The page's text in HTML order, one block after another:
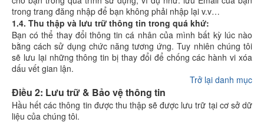
trong trang đăng nhập để bạn không phải nhập lại v.v…
1.4. Thu thập và lưu trữ thông tin trong quá khứ:
Bạn có thể thay đổi thông tin cá nhân của mình bất kỳ lúc nào
bằng cách sử dụng chức năng tương ứng. Tuy nhiên chúng tôi
sẽ lưu lại những thông tin bị thay đổi để chống các hành vi xóa
dấu vết gian lận.
Trở lại danh mục
Điều 2: Lưu trữ & Bảo vệ thông tin
Hầu hết các thông tin được thu thập sẽ được lưu trữ tại cơ sở dữ
liệu của chúng tôi.